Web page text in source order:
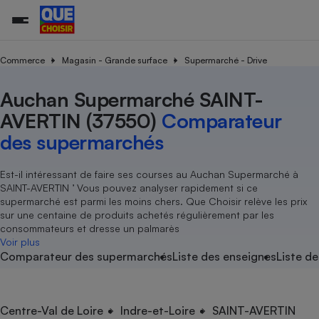
Commerce Magasin - Grande surface Supermarché - Drive
Auchan Supermarché SAINT-
AVERTIN (37550) Comparateur
des supermarchés
Est-il intéressant de faire ses courses au Auchan Supermarché à
SAINT-AVERTIN ’ Vous pouvez analyser rapidement si ce
supermarché est parmi les moins chers. Que Choisir relève les prix
sur une centaine de produits achetés régulièrement par les
consommateurs et dresse un palmarès
Voir plus
Comparateur des supermarchésListe des enseignesListe
Centre-Val de Loire Indre-et-Loire SAINT-AVERTIN
Additifs
Agriculture
Produit alimentaire
Achat - Vente - Location
Carburant
Magasin - Grande surface
Marketing - Fidélisation
Organismes de défense
Système judiciairegratuit
Air
Déchet
Eau
Achat - Vente - Travaux
Location
Sport
Vacances - Tourisme
Démarche administrative
Senior
Service marchand
Train
Transport aérien
Toutes les actualités
Enquêtes
Guides d'achat
Conseils
Brèves
Tous les services
Soumettre un litige
Lettres types
Rencontrer une association locale
Tous nos combats
Nos actions
Nos grandes victoires
Les billets de la présidente
Nos associations locales
Nous rejoindre
En savoir plus sur Que Choisir Ensemble
nous ?
L’association
Nos missions
Notre méthodologie
Notre financement
Nos partenaires
Nous rejoindre